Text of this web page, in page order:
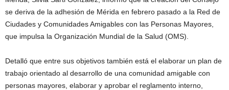
se deriva de la adhesión de Mérida en febrero pasado a la Red de
Ciudades y Comunidades Amigables con las Personas Mayores,
que impulsa la Organización Mundial de la Salud (OMS).
Detalló que entre sus objetivos también está el elaborar un plan de
trabajo orientado al desarrollo de una comunidad amigable con
personas mayores, elaborar y aprobar el reglamento interno,